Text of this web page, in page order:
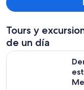
Tours y
de un día
Denver: boleto de la